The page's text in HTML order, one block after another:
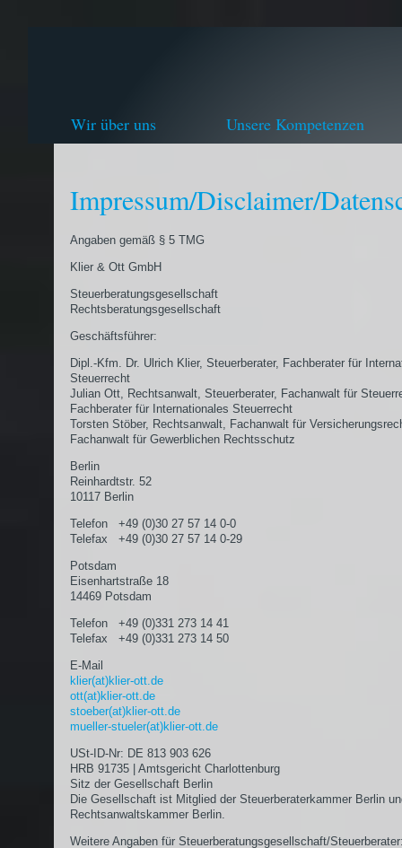
Wir über uns Unsere Kompetenzen
Impressum/Disclaimer/
Angaben gemäß § 5 TMG
Klier & Ott GmbH
Steuerberatungsgesellschaft
Rechtsberatungsgesellschaft
Geschäftsführer:
Dipl.-Kfm. Dr. Ulrich Klier, Steuerberater, Fachberater für
Steuerrecht
Julian Ott, Rechtsanwalt, Steuerberater, Fachanwalt für
Fachberater für Internationales Steuerrecht
Torsten Stöber, Rechtsanwalt, Fachanwalt für
Fachanwalt für Gewerblichen Rechtsschutz
Berlin
Reinhardtstr. 52
10117 Berlin
Telefon +49 (0)30 27 57 14 0-0
Telefax +49 (0)30 27 57 14 0-29
Potsdam
Eisenhartstraße 18
14469 Potsdam
Telefon +49 (0)331 273 14 41
Telefax +49 (0)331 273 14 50
E-Mail
klier(at)klier-ott.de
ott(at)klier-ott.de
stoeber(at)klier-ott.de
mueller-stueler(at)klier-ott.de
USt-ID-Nr: DE 813 903 626
HRB 91735 | Amtsgericht Charlottenburg
Sitz der Gesellschaft Berlin
Die Gesellschaft ist Mitglied der Steuerberaterkammer Berlin
Rechtsanwaltskammer Berlin.
Weitere Angaben für Steuerberatungsgesellschaft/